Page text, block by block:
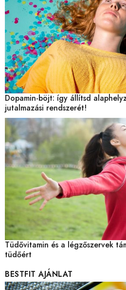
Dopamin-böjt: így állítsd
jutalmazási rendszerét!
Tüdővitamin és a légzőszervek
tüdőért
BESTFIT AJÁNLAT